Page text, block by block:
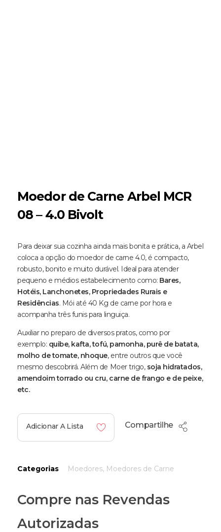
Moedor de Carne Arbel MCR
08 – 4.0 Bivolt
Para deixar sua cozinha ainda mais bonita e prática, a Arbel
coloca a opção do moedor de carne 4.0, é compacto,
robusto, bonito e muito durável. Ideal para atender
pequeno e médios estabelecimento como: Bares,
Hotéis, Lanchonetes, Propriedades Rurais e
Residências. Mói até 40 Kg de carne por hora e
acompanha três funis para linguiça.
Auxiliar no preparo de diversos pratos, como por
exemplo: quibe, kafta, tofú, pamonha, purê de batata,
molho de tomate, nhoque, entre outros que você
mesmo descobrirá. Além de Moer trigo, soja hidratados,
amendoim torrado ou cru, carne de frango e de peixe,
etc.
Adicionar A Lista Compartilhe
Categorias Moedores, Moedores de Carne
Compre nas Revendas
Autorizadas